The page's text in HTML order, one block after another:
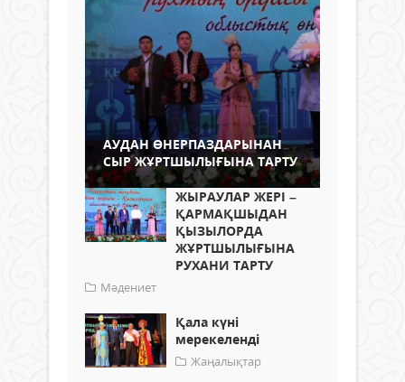
АУДАН ӨНЕРПАЗДАРЫНАН
СЫР ЖҰРТШЫЛЫҒЫНА ТАРТУ
ЖЫРАУЛАР ЖЕРІ –
ҚАРМАҚШЫДАН
ҚЫЗЫЛОРДА
ЖҰРТШЫЛЫҒЫНА
РУХАНИ ТАРТУ
Мәдениет
Қала күні
мерекеленді
Жаңалықтар